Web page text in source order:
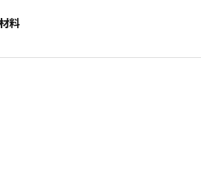
料